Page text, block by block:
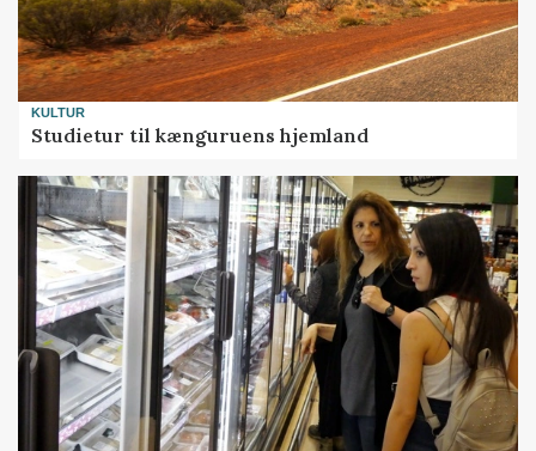
KULTUR
Studietur til kænguruens hjemland